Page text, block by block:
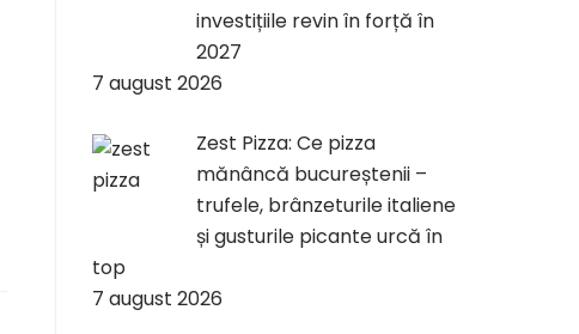
investițiile revin în forță în
2027
7 august 2026
Zest Pizza: Ce pizza
mănâncă bucureștenii –
trufele, brânzeturile italiene
și gusturile picante urcă în
top
7 august 2026